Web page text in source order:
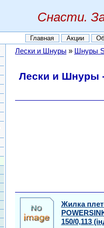
Снасти.
Главная Акции
Лески и Шнуры » Шнуры
Лески и Шнуры
Жилка
150/0,113